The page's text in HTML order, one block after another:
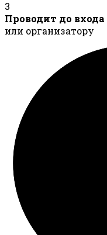
3
Проводит до входа
или организатору